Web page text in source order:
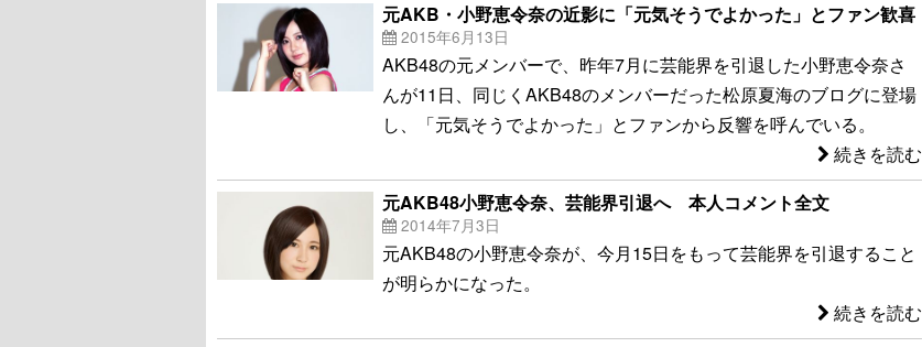
元AKB・小野恵令奈の近影に「元気そうでよかった」とファン歓喜
2015年6月13日
AKB48の元メンバーで、昨年7月に芸能界を引退した小野恵令奈さ
んが11日、同じくAKB48のメンバーだった松原夏海のブログに登場
し、「元気そうでよかった」とファンから反響を呼んでいる。
続きを読む
元AKB48小野恵令奈、芸能界引退へ 本人コメント全文
2014年7月3日
元AKB48の小野恵令奈が、今月15日をもって芸能界を引退すること
が明らかになった。
続きを読む